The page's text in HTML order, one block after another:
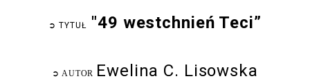
➲ TYTUŁ "49 westchnień Teci”
➲ AUTOR Ewelina C. Lisowska